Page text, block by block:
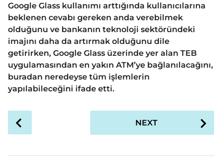
Google Glass kullanımı arttığında kullanıcılarına
beklenen cevabı gereken anda verebilmek
olduğunu ve bankanın teknoloji sektöründeki
imajını daha da artırmak olduğunu dile
getirirken, Google Glass üzerinde yer alan TEB
uygulamasından en yakın ATM’ye bağlanılacağını,
buradan neredeyse tüm işlemlerin
yapılabileceğini ifade etti.
o
NEXT